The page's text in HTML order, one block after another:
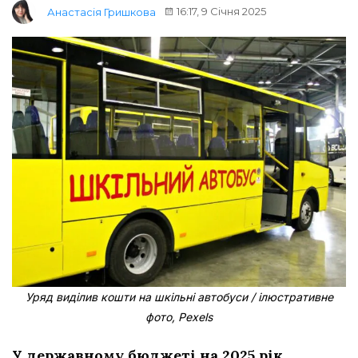
Анастасія Гришкова 16:17, 9 Січня 2025
Уряд виділив кошти на шкільні автобуси / ілюстративне
фото, Pexels